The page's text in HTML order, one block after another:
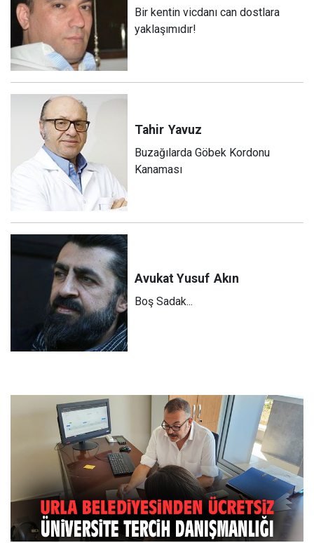
Bir kentin vicdanı can dostlara
yaklaşımıdır!
Tahir Yavuz
Buzağılarda Göbek Kordonu
Kanaması
Avukat Yusuf Akın
Boş Sadak...